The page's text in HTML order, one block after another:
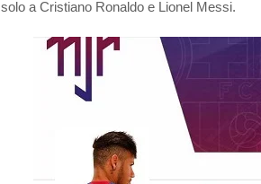
solo a Cristiano Ronaldo e Lionel Messi.